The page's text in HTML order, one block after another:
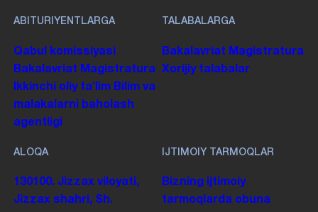
ABITURIYENTLARGA
Qabul komissiyasi
Bakalavriat Magistratura
Ikkinchi oliy taʼlim Bilim va
malakalarni baholash
agentligi
TALABALARGA
Bakalavriat Magistratura
Xorijiy talabalar
ALOQA
130100. Jizzax viloyati,
Jizzax shahri, Sh.
IJTIMOIY TARMOQLAR
Bizning ijtimoiy
tarmoqlarda obuna